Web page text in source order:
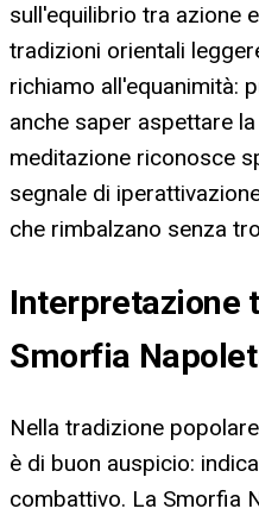
sull'equilibrio tra azione
tradizioni orientali
richiamo all'equanimità:
anche saper aspettare
meditazione riconosce
segnale di
che rimbalzano senza
Interpretazione
Smorfia
Nella tradizione
è di buon auspicio:
combattivo. La Smorfia